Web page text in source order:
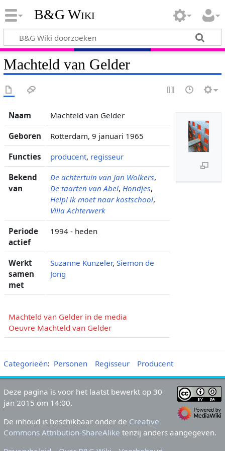
B&G Wiki
Machteld van Gelder
Naam Machteld van Gelder
Geboren Rotterdam, 9 januari 1965
Functies producent, regisseur
Bekend
van
De achtertuin van Jan Wolkers,
De taarten van Abel, Hondjes,
Help! ik moet naar kostschool,
Villa Achterwerk
Periode
actief
1994 - heden
Werkt
samen
met
Suzanne Kunzeler, Siemon de
Jong
Machteld van Gelder in de media
Oeuvre Machteld van Gelder
Categorieën: Personen Regisseur Producent
Deze pagina is voor het laatst bewerkt op 30
jan 2015 om 14:00.
De inhoud is beschikbaar onder de Creative
Commons Attribution-ShareAlike tenzij anders aangegeven.